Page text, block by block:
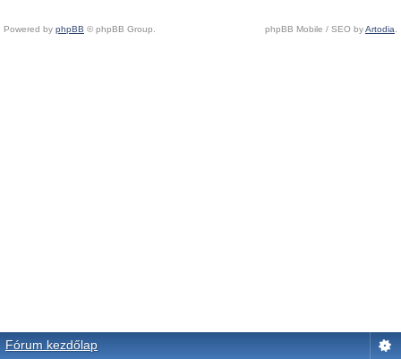
Powered by phpBB © phpBB Group. phpBB Mobile / SEO byArtodia.
Fórum kezdőlap